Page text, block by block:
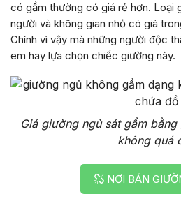
có gầm thường có giá rẻ hơn. Loại
người và không gian nhỏ có giá
Chính vì vậy mà những người độc
em hay lựa chọn chiếc giường này.
Giá giường ngủ sát gầm
không quá
NƠI BÁN